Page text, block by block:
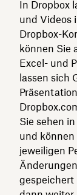
In Dropbox
und Videos
Dropbox-
können Sie
Excel- und
lassen sich
Sie sehen
und
jeweiligen
gespeichert